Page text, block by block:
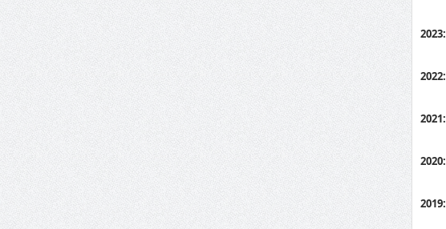
2023:
2022:
2021:
2020:
2019: